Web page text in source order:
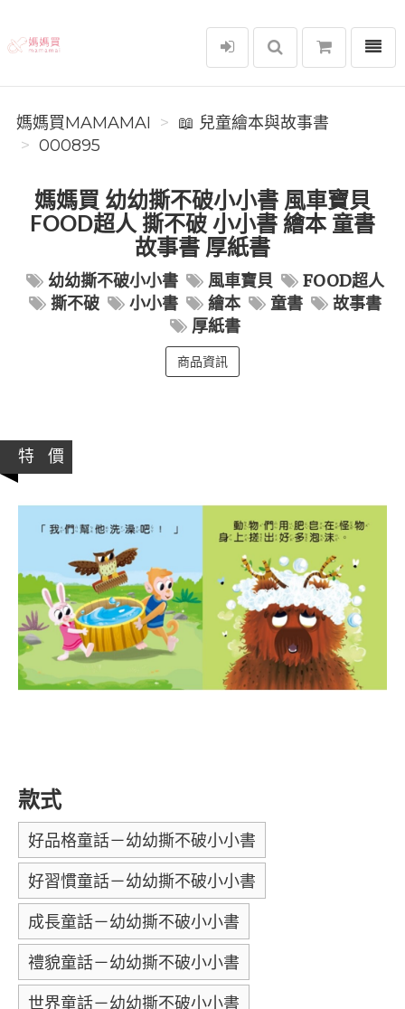
媽媽買MAMAMAI
選單
媽媽買MAMAMAI
📖 兒童繪本與故事書
000895
媽媽買 幼幼撕不破小小書 風車寶貝
FOOD超人 撕不破 小小書 繪本 童書
故事書 厚紙書
幼幼撕不破小小書 風車寶貝
FOOD超人
撕不破
小小書 繪本 童書
故事書
厚紙書
商品資訊
特 價
款式
好品格童話－幼幼撕不破小小書
好習慣童話－幼幼撕不破小小書
成長童話－幼幼撕不破小小書
禮貌童話－幼幼撕不破小小書
世界童話－幼幼撕不破小小書